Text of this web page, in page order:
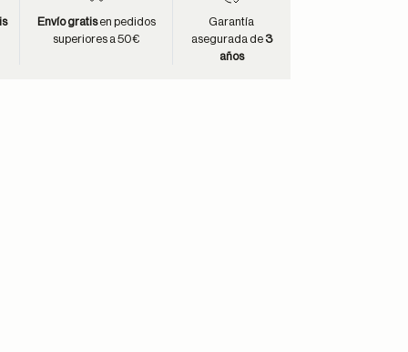
Envío gratisen pedidos
superiores a 50€
Garantía
asegurada de 3
años